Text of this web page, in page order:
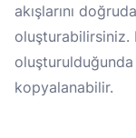
akışlarını
oluşturabilirsiniz.
kopyalanabilir.